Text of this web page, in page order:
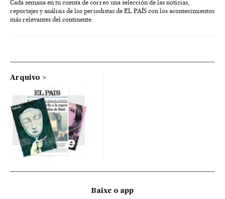
Cada semana en tu cuenta de correo una selección de las noticias,
reportajes y análisis de los periodistas de EL PAÍS con los acontecimientos
más relevantes del continente.
Arquivo
Baixe o app